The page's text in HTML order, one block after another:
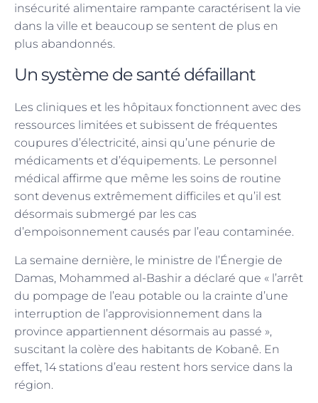
insécurité alimentaire rampante caractérisent la vie
dans la ville et beaucoup se sentent de plus en
plus abandonnés.
Un système de santé défaillant
Les cliniques et les hôpitaux fonctionnent avec des
ressources limitées et subissent de fréquentes
coupures d’électricité, ainsi qu’une pénurie de
médicaments et d’équipements. Le personnel
médical affirme que même les soins de routine
sont devenus extrêmement difficiles et qu’il est
désormais submergé par les cas
d’empoisonnement causés par l’eau contaminée.
La semaine dernière, le ministre de l’Énergie de
Damas, Mohammed al-Bashir a déclaré que « l’arrêt
du pompage de l’eau potable ou la crainte d’une
interruption de l’approvisionnement dans la
province appartiennent désormais au passé »,
suscitant la colère des habitants de Kobanê. En
effet, 14 stations d’eau restent hors service dans la
région.